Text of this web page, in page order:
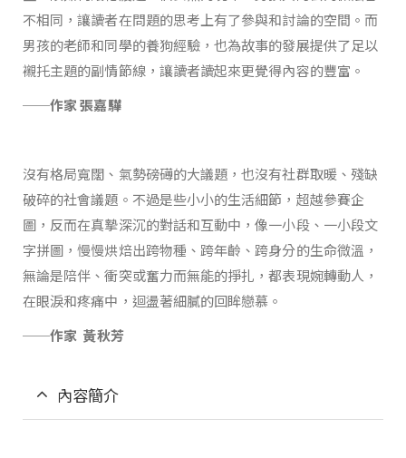
不相同，讓讀者在問題的思考上有了參與和討論的空間。而
男孩的老師和同學的養狗經驗，也為故事的發展提供了足以
襯托主題的副情節線，讓讀者讀起來更覺得內容的豐富。
──作家張嘉驊
沒有格局寬闊、氣勢磅礡的大議題，也沒有社群取暖、殘缺
破碎的社會議題。不過是些小小的生活細節，超越參賽企
圖，反而在真摯深沉的對話和互動中，像一小段、一小段文
字拼圖，慢慢烘焙出跨物種、跨年齡、跨身分的生命微溫，
無論是陪伴、衝突或奮力而無能的掙扎，都表現婉轉動人，
在眼淚和疼痛中，迴盪著細膩的回眸戀慕。
──作家 黃秋芳
內容簡介